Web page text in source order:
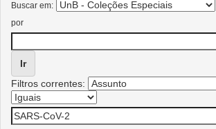
Buscar em:
por
Filtros correntes: